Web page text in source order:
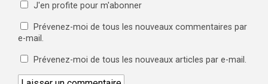
J'en profite pour m'abonner
Prévenez-moi de tous les nouveaux commentaires par
e-mail.
Prévenez-moi de tous les nouveaux articles par e-mail.